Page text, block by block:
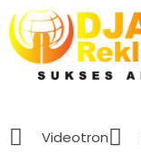
Videotron